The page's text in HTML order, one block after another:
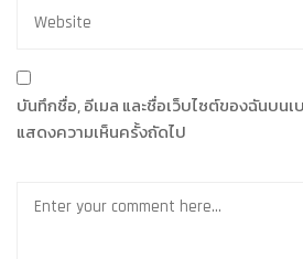
บันทึกชื่อ, อีเมล และชื่อเว็บไซต์ของฉันบนเ
แสดงความเห็นครั้งถัดไป